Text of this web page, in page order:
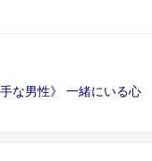
な男性》 一緒にいる心